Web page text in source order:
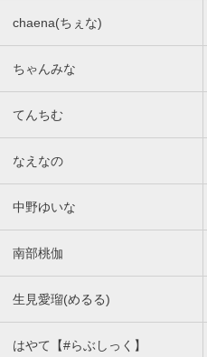
chaena(ちぇな)
ちゃんみな
てんちむ
なえなの
中野ゆいな
南部桃伽
生見愛瑠(めるる)
はやて【#らぶしっく】